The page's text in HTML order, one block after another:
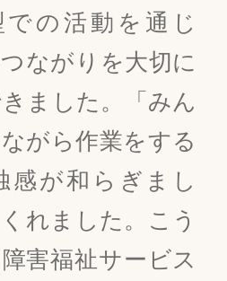
の活動を通じ
ながりを大切に
ました。「みん
がら作業をする
感が和らぎまし
れました。こう
害福祉サービス